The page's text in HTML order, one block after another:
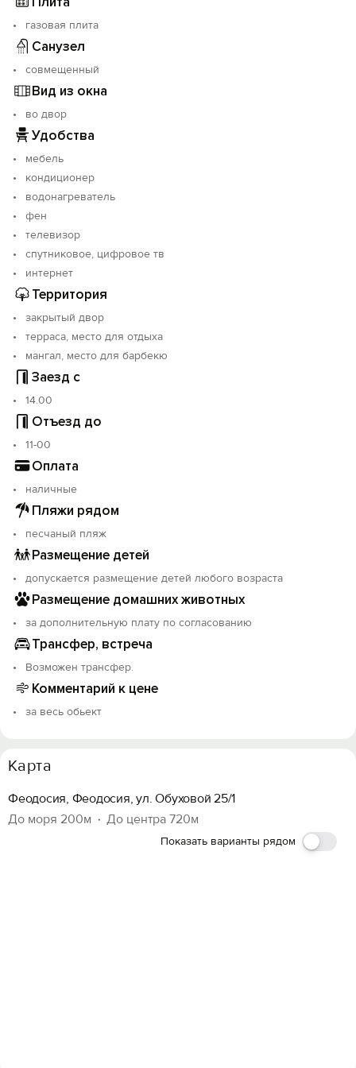
газовая плита
Санузел
совмещенный
Вид из окна
во двор
Удобства
мебель
кондиционер
водонагреватель
фен
телевизор
спутниковое, цифровое тв
интернет
Территория
закрытый двор
терраса, место для отдыха
мангал, место для барбекю
Заезд с
14.00
Отъезд до
11-00
Оплата
наличные
Пляжи рядом
песчаный пляж
Размещение детей
допускается размещение детей любого возраста
Размещение домашних животных
за дополнительную плату по согласованию
Трансфер, встреча
Возможен трансфер.
Комментарий к цене
за весь обьект
Карта
Феодосия, Феодосия, ул. Обуховой 25/1
До моря 200м
До центра 720м
Показать варианты рядом